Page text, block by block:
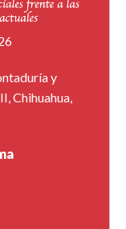
y
Chihuahua,